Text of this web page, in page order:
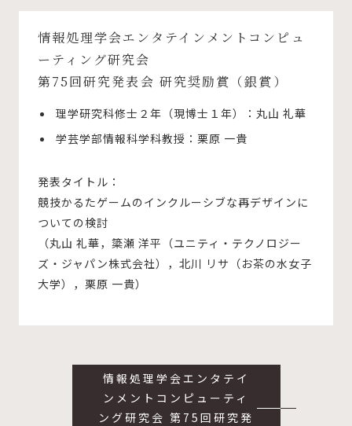
情報処理学会エンタテインメントコンピュ
ーティング研究会
第75回研究発表会 研究奨励賞（銀賞）
理学研究科修士２年（現博士１年）：丸山 礼華
学芸学部情報科学科教授：栗原 一貴
発表タイトル：
競技かるたゲームのインクルーシブな再デザインに
ついての検討
（丸山 礼華，簗瀬 洋平（ユニティ・テクノロジー
ズ・ジャパン株式会社），北川 リサ（お茶の水女子
大学），栗原 一貴）
情報処理学会エンタテイ
ンメントコンピューティ
ング研究会 第75回研究発